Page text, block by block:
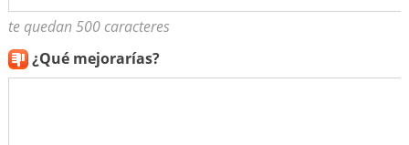
te quedan 500 caracteres
¿Qué mejorarías?